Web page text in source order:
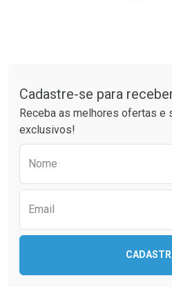
Cadastre-se para
Receba as melhores ofertas e
exclusivos!
Nome
Email